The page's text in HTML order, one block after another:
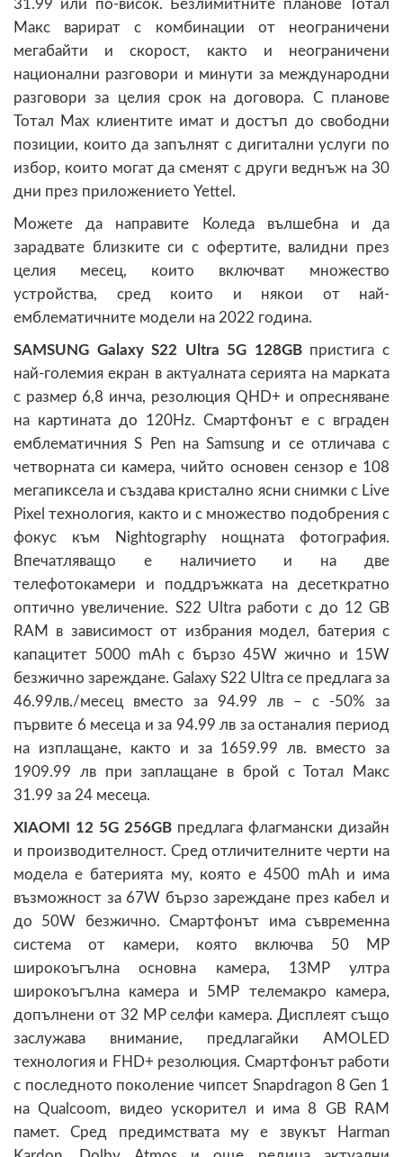
31.99 или по-висок. Безлимитните планове Тотал
Макс варират с комбинации от неограничени
мегабайти и скорост, както и неограничени
национални разговори и минути за международни
разговори за целия срок на договора. С планове
Тотал Max клиентите имат и достъп до свободни
позиции, които да запълнят с дигитални услуги по
избор, които могат да сменят с други веднъж на 30
дни през приложението Yettel.
Можете да направите Коледа вълшебна и да
зарадвате близките си с офертите, валидни през
целия месец, които включват множество
устройства, сред които и някои от най-
емблематичните модели на 2022 година.
SAMSUNG Galaxy S22 Ultra 5G 128GBпристига с
най-големия екран в актуалната серията на марката
с размер 6,8 инча, резолюция QHD+ и опресняване
на картината до 120Hz. Смартфонът е с вграден
емблематичния S Pen на Samsung и се отличава с
четворната си камера, чийто основен сензор е 108
мегапиксела и създава кристално ясни снимки с Live
Pixel технология, както и с множество подобрения с
фокус към Nightography нощната фотография.
Впечатляващо е наличието и на две
телефотокамери и поддръжката на десеткратно
оптично увеличение. S22 Ultra работи с до 12 GB
RAM в зависимост от избрания модел, батерия с
капацитет 5000 mAh с бързо 45W жично и 15W
безжично зареждане. Galaxy S22 Ultra се предлага за
46.99лв./месец вместо за 94.99 лв – с -50% за
първите 6 месеца и за 94.99 лв за останалия период
на изплащане, както и за 1659.99 лв. вместо за
1909.99 лв при заплащане в брой с Тотал Макс
31.99 за 24 месеца.
XIAOMI 12 5G 256GB предлага флагмански дизайн
и производителност. Сред отличителните черти на
модела е батерията му, която е 4500 mAh и има
възможност за 67W бързо зареждане през кабел и
до 50W безжично. Смартфонът има съвременна
система от камери, която включва 50 МР
широкоъгълна основна камера, 13MP ултра
широкоъгълна камера и 5MP телемакро камера,
допълнени от 32 МР селфи камера. Дисплеят също
заслужава внимание, предлагайки AMOLED
технология и FHD+ резолюция. Смартфонът работи
с последното поколение чипсет Snapdragon 8 Gen 1
на Qualcoom, видео ускорител и има 8 GB RAM
памет. Сред предимствата му е звукът Harman